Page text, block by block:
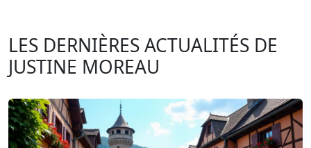
LES DERNIÈRES ACTUALITÉS DE
JUSTINE MOREAU